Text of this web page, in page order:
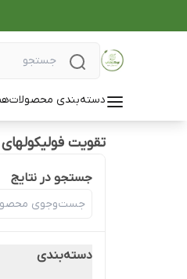
دسته‌بندی محصولات
تقویت
جستجو در نتایج
دسته‌بندی